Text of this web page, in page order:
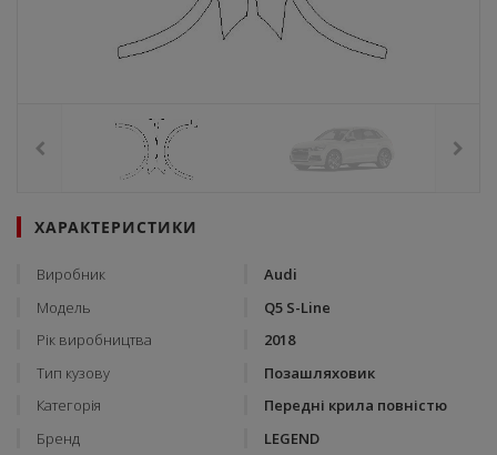
ХАРАКТЕРИСТИКИ
Виробник
Audi
Модель
Q5 S-Line
Рік виробництва
2018
Тип кузову
Позашляховик
Категорія
Передні крила повністю
Бренд
LEGEND